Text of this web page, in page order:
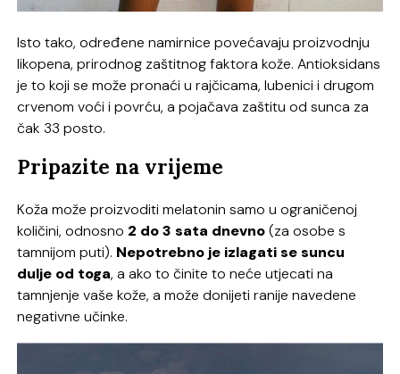
Isto tako, određene namirnice povećavaju proizvodnju
likopena, prirodnog zaštitnog faktora kože. Antioksidans
je to koji se može pronaći u rajčicama, lubenici i drugom
crvenom voći i povrću, a pojačava zaštitu od sunca za
čak 33 posto.
Pripazite na vrijeme
Koža može proizvoditi melatonin samo u ograničenoj
količini, odnosno 2 do 3 sata dnevno(za osobe s
tamnijom puti). Nepotrebno je izlagati se suncu
dulje od toga, a ako to činite to neće utjecati na
tamnjenje vaše kože, a može donijeti ranije navedene
negativne učinke.